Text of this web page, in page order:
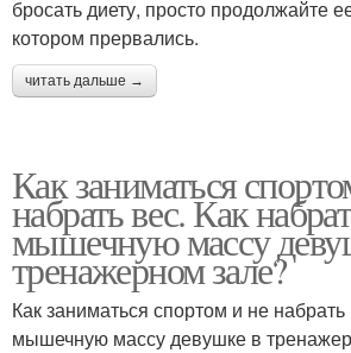
бросать диету, просто продолжайте
котором прервались.
читать дальше →
Как заниматься
набрать вес. Как
мышечную массу
тренажерном зале?
Как заниматься спортом и не
мышечную массу девушке в